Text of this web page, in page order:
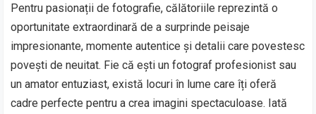
Pentru pasionații de fotografie, călătoriile reprezintă o
oportunitate extraordinară de a surprinde peisaje
impresionante, momente autentice și detalii care povestesc
povești de neuitat. Fie că ești un fotograf profesionist sau
un amator entuziast, există locuri în lume care îți oferă
cadre perfecte pentru a crea imagini spectaculoase. Iată